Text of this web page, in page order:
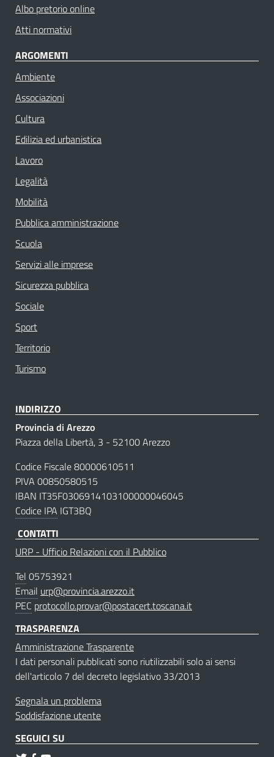
Albo pretorio online
Atti normativi
ARGOMENTI
Ambiente
Associazioni
Cultura
Edilizia ed urbanistica
Lavoro
Legalità
Mobilità
Pubblica amministrazione
Scuola
Servizi alle imprese
Sicurezza pubblica
Sociale
Sport
Territorio
Turismo
INDIRIZZO
Provincia di Arezzo
Piazza della Libertà, 3 - 52100 Arezzo
Codice Fiscale 80000610511
PIVA 00850580515
IBAN IT35F0306914103100000046045
Codice IPA IGT3BQ
CONTATTI
URP - Ufficio Relazioni con il Pubblico
Tel 05753921
Email urp@provincia.arezzo.it
PEC protocollo.provar@postacert.toscana.it
TRASPARENZA
Amministrazione Trasparente
I dati personali pubblicati sono riutilizzabili solo ai sensi
dell'articolo 7 del decreto legislativo 33/2013
Segnala un problema
Soddisfazione utente
SEGUICI SU